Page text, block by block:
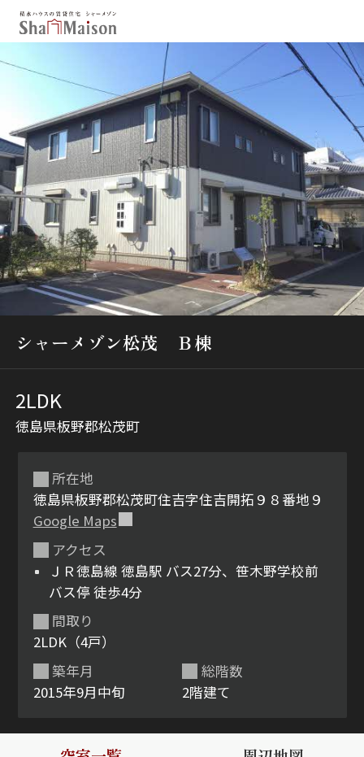
新着メール設定
最近見た物件
北海道 東北
関東
中部
関西
中国・四国
九州
市区郡・路線・駅から探す
通勤・通学時間から探す
地図から探す
人気のカテゴリから探す
シャーメゾンとは
シャーメゾン松茂 Ｂ棟
2LDK
徳島県板野郡松茂町
所在地
徳島県板野郡松茂町住吉字住吉開拓９８番地９
Google Maps
アクセス
ＪＲ徳島線 徳島駅 バス27分、笹木野学校前
バス停 徒歩4分
築年月
2015年9月中旬
間取り
2LDK（4戸）
総階数
2階建て